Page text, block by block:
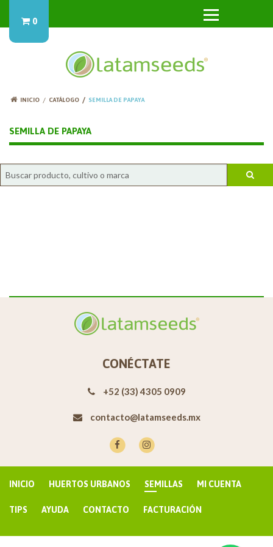
0
INICIO CATÁLOGO SEMILLA DE PAPAYA
SEMILLA DE PAPAYA
CONÉCTATE
+52 (33) 4305 0909
contacto@latamseeds.mx
INICIO HUERTOS URBANOS SEMILLAS MI CUENTA
TIPS AYUDA CONTACTO FACTURACIÓN